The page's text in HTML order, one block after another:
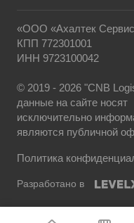
«ООО «Ахалтек
КПП 772301001
ИНН 9723100042
© 2019 - 2026 "CNB
данные на сайте носят
исключительно
являются публичной
Политика
Разработано в